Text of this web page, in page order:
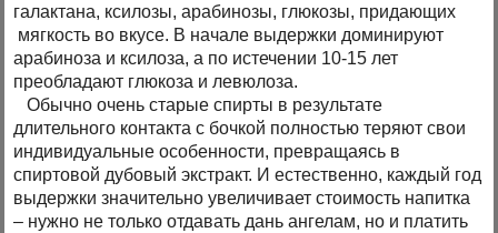
галактана, ксилозы, арабинозы, глюкозы, придающих
мягкость во вкусе. В начале выдержки доминируют
арабиноза и ксилоза, а по истечении 10-15 лет
преобладают глюкоза и левюлоза.
Обычно очень старые спирты в результате
длительного контакта с бочкой полностью теряют свои
индивидуальные особенности, превращаясь в
спиртовой дубовый экстракт. И естественно, каждый год
выдержки значительно увеличивает стоимость напитка
– нужно не только отдавать дань ангелам, но и платить